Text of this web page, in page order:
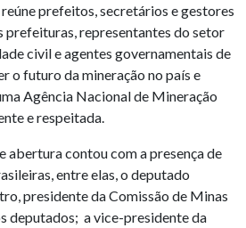
prefeitos, secretários e gestores
prefeituras, representantes do setor
civil e agentes governamentais de
o futuro da mineração no país e
Agência Nacional de Mineração
e respeitada.
abertura contou com a presença de
entre elas, o deputado
presidente da Comissão de Minas
deputados; a vice-presidente da